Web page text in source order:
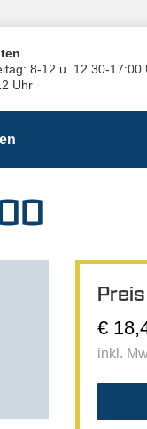
8-12 u. 12.30-17:00
Uhr
Preis
€
inkl.